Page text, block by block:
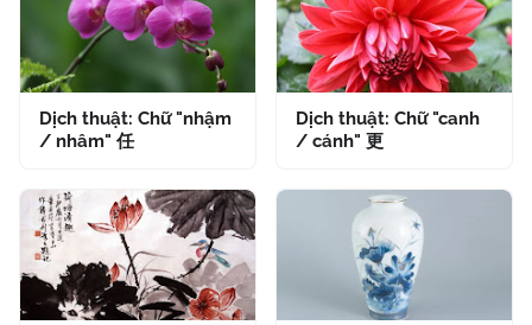
Dịch thuật: Chữ "nhậm
/ nhâm" 任
Dịch thuật: Chữ "canh
/ cánh" 更